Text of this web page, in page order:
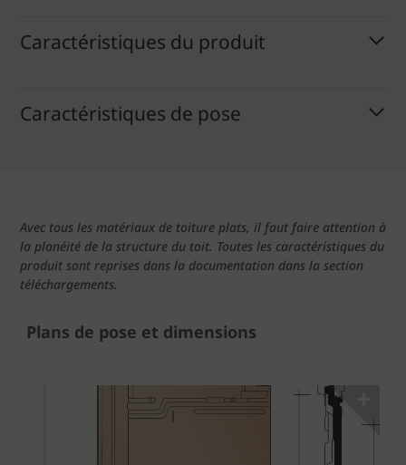
Caractéristiques du produit
Caractéristiques de pose
Avec tous les matériaux de toiture plats, il faut faire attention à
la planéité de la structure du toit. Toutes les caractéristiques du
produit sont reprises dans la documentation dans la section
téléchargements.
Plans de pose et dimensions